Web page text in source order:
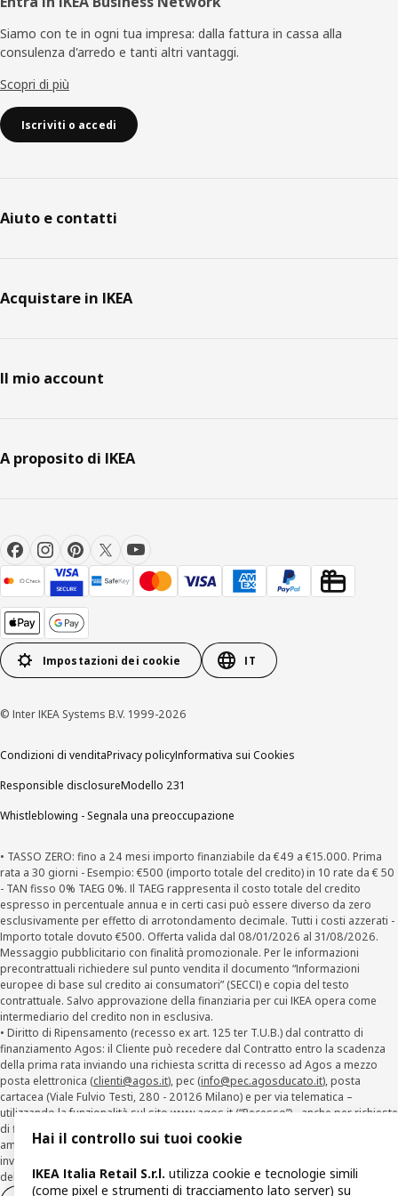
Siamo con te in ogni tua impresa: dalla fattura in cassa alla
consulenza d'arredo e tanti altri vantaggi.
Scopri di più
Iscriviti o accedi
Aiuto e contatti
Acquistare in IKEA
Il mio account
A proposito di IKEA
Impostazioni dei cookie IT
© Inter IKEA Systems B.V. 1999-2026
Condizioni di venditaPrivacy policyInformativa sui Cookies
Responsible disclosureModello 231
Whistleblowing - Segnala una preoccupazione
• TASSO ZERO: fino a 24 mesi importo finanziabile da €49 a €15.000. Prima
rata a 30 giorni - Esempio: €500 (importo totale del credito) in 10 rate da € 50
- TAN fisso 0% TAEG 0%. Il TAEG rappresenta il costo totale del credito
espresso in percentuale annua e in certi casi può essere diverso da zero
esclusivamente per effetto di arrotondamento decimale. Tutti i costi azzerati -
Importo totale dovuto €500. Offerta valida dal 08/01/2026 al 31/08/2026.
Messaggio pubblicitario con finalità promozionale. Per le informazioni
precontrattuali richiedere sul punto vendita il documento “Informazioni
europee di base sul credito ai consumatori” (SECCI) e copia del testo
contrattuale. Salvo approvazione della finanziaria per cui IKEA opera come
intermediario del credito non in esclusiva.
• Diritto di Ripensamento (recesso ex art. 125 ter T.U.B.) dal contratto di
finanziamento Agos: il Cliente può recedere dal Contratto entro la scadenza
della prima rata inviando una richiesta scritta di recesso ad Agos a mezzo
posta elettronica (clienti@agos.it), pec (info@pec.agosducato.it), posta
cartacea (Viale Fulvio Testi, 280 - 20126 Milano) e per via telematica –
utilizzando la funzionalità sul sito www.agos.it (“Recesso”) - anche per richieste
di finanziamento effettuate con canali a distanza. In caso di pre-
ammortamento, la comunicazione di recesso da parte del Cliente deve essere
inviata, con le modalità di cui sopra entro 30 giorni dalla data di accettazione
della richiesta di finanziamento.
Hai il controllo sui tuoi cookie
IKEA Italia Retail S.r.l. utilizza cookie e tecnologie simili
(come pixel e strumenti di tracciamento lato server) su